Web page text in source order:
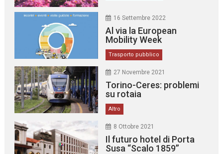
16 Settembre 2022
Al via la European
Mobility Week
Trasporto pubblico
27 Novembre 2021
Torino-Ceres: problemi
su rotaia
Altro
8 Ottobre 2021
Il futuro hotel di Porta
Susa “Scalo 1859”